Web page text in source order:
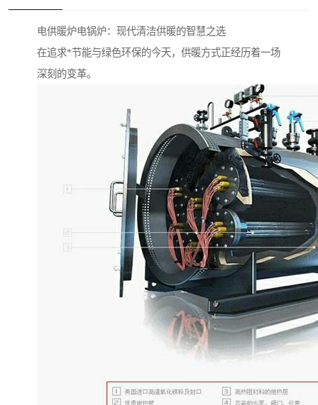
电供暖炉电锅炉：现代清洁供暖的智慧之选
在追求*节能与绿色环保的今天，供暖方式正经历着一场
深刻的变革。